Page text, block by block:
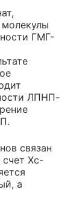
ГМГ-
ЛПНП-
связан
Хс-
а